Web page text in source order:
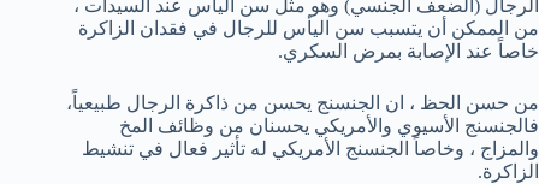
الرجال (الضعف الجنسي) وهو مثل سن اليأس عند السيدات ،
من الممكن أن يتسبب سن اليأس للرجال في فقدان الزاكرة
خاصاً عند الإصابة بمرض السكري.
من حسن الحظ ، ان الجنسنج يحسن من ذاكرة الرجال طبيعياً،
فالجنسنج الأسيوي والأمريكي يحسنان من وظائف المخ
والمزاج ، وخاصاً الجنسنج الأمريكي له تأثير فعال في تنشيط
الزاكرة.